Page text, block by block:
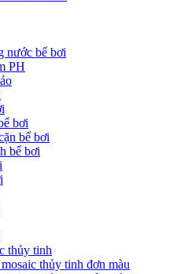
nước bể bơi
PH
bơi
bể bơi
bể bơi
thủy tinh
thủy tinh đơn màu